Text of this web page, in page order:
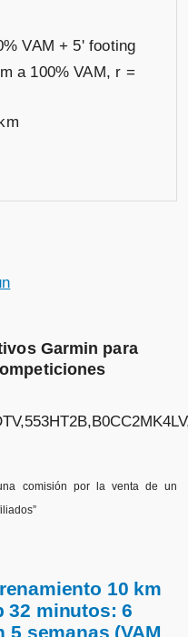
VAM + 5' footing
a 100% VAM, r =
Garmin para
comisión por la venta de un
10 km
32 minutos: 6
5 semanas (VAM